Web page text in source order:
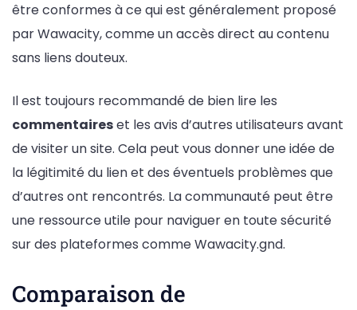
être conformes à ce qui est généralement proposé
par Wawacity, comme un accès direct au contenu
sans liens douteux.
Il est toujours recommandé de bien lire les
commentaireset les avis d’autres utilisateurs avant
de visiter un site. Cela peut vous donner une idée de
la légitimité du lien et des éventuels problèmes que
d’autres ont rencontrés. La communauté peut être
une ressource utile pour naviguer en toute sécurité
sur des plateformes comme Wawacity.gnd.
Comparaison de